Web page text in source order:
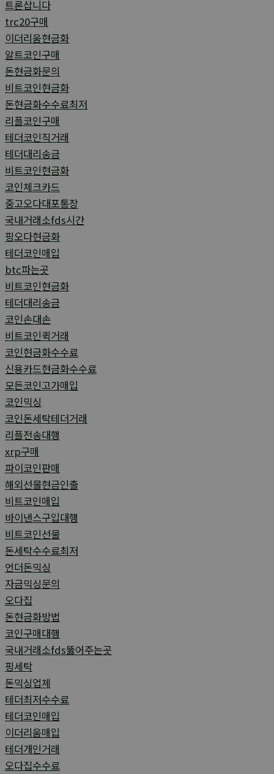
트론삽니다
trc20구매
이더리움현금화
알트코인구매
돈현금화문의
비트코인현금화
돈현금화수수료최저
리플코인구매
테더코인직거래
테더대리송금
비트코인현금화
코인체크카드
중고오다대포통장
국내거래소fds시간
핑오다현금화
테더코인매입
btc파는곳
비트코인현금화
테더대리송금
코인손대손
비트코인퀵거래
코인현금화수수료
신용카드현금화수수료
모든코인고가매입
코인믹싱
코인돈세탁테더거래
리플전송대행
xrp구매
파이코인판매
해외선물현금인출
비트코인매입
바이낸스구입대행
비트코인선물
돈세탁수수료최저
언더돈믹싱
자금믹싱문의
오다집
돈현금화방법
코인구매대행
국내거래소fds뚫어주는곳
핑세탁
돈믹싱업체
테더최저수수료
테더코인매입
이더리움매입
테더개인거래
오다집수수료